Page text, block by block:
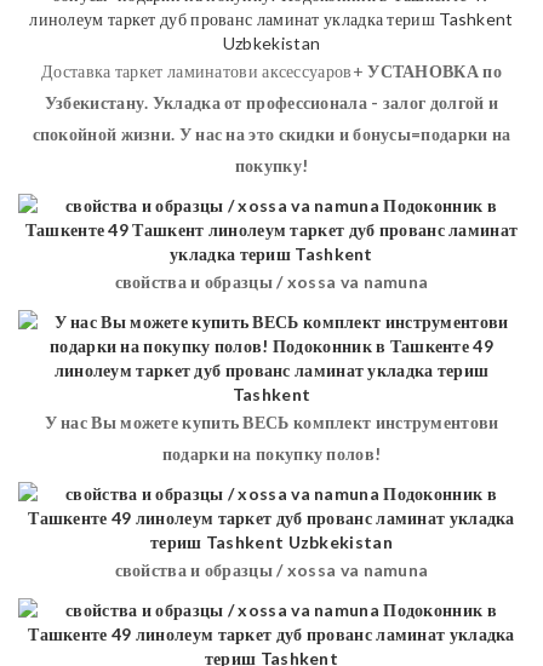
Доставка таркет ламинатови аксессуаров+УСТАНОВКАпо
Узбекистану. Укладка от профессионала - залог долгой и
спокойной жизни. У нас на это скидки и бонусы=подарки на
покупку!
свойства и образцы / xossa va namuna
У нас Вы можете купить ВЕСЬ комплект инструментови
подарки на покупку полов!
свойства и образцы / xossa va namuna